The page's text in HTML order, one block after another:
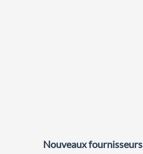
Nouveaux fournisseurs